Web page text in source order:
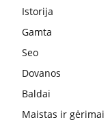
Istorija
Gamta
Seo
Dovanos
Baldai
Maistas ir gėrimai